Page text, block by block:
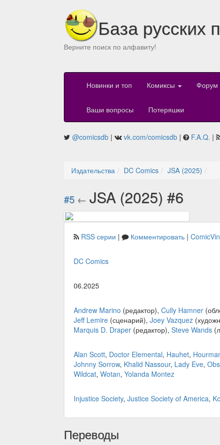
База русских
Верните поиск по алфавиту!
Новинки и топ Комиксы Форум
Ваши вопросы Потеряшки
@comicsdb | vk.com/comicsdb | F.A.Q. |
Издательства DC Comics JSA (2025)
#5 ← JSA (2025) #6
RSS серии | Комментировать |
DC Comics
06.2025
Andrew Marino (редактор), Cully Hamner
Jeff Lemire (сценарий), Joey Vazquez
Marquis D. Draper (редактор), Steve Wands
Alan Scott, Doctor Elemental, Hauhet,
Johnny Sorrow, Khalid Nassour, Lady Eve,
Wildcat, Wotan, Yolanda Montez
Injustice Society, Justice Society of America,
Переводы